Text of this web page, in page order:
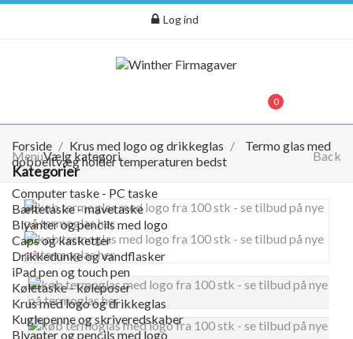
Log ind
0
Menu Back
Vælg kategori
Kategorier
Computer taske - PC taske
Bæltetaske - mavetaske
Blyanter og pencils med logo
Caps og kasketter
Drikkedunke og vandflasker
iPad pen og touch pen
Køletaske - køleposer
Krus med logo og drikkeglas
Kuglepenne og skriveredskaber
Blyanter og pencils med logo
Forside Krus med logo og drikkeglas
Termo glas med
dobbeltvæg holder temperaturen bedst